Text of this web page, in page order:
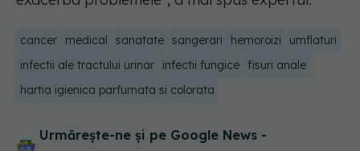
cancer medical sanatate sangerari hemoroizi
umflaturi
infectii ale tractului urinar
infectii fungice fisuri anale
hartia igienica parfumata si colorata
Urmărește-ne și pe Google News -